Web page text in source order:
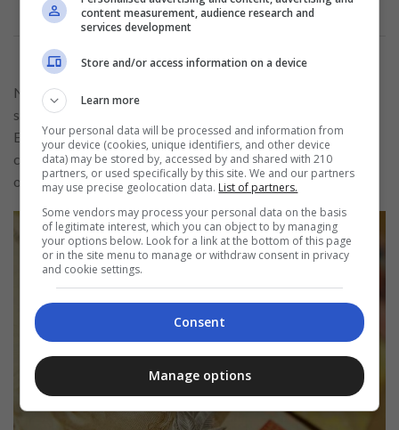
No site do Usecasa, onde você também fará a solicitação do
seu empréstimo, você encontra a ferramenta de simulação.
Ela é gratuita e bem simples de utilizar. Portanto, simule e
confirme se o valor das parcelas realmente cabe no seu
orçamento mensal, combinado?
content measurement, audience research and
services development
Store and/or access information on a device
Learn more
Your personal data will be processed and information from
your device (cookies, unique identifiers, and other device
data) may be stored by, accessed by and shared with 210
partners, or used specifically by this site. We and our partners
may use precise geolocation data. List of partners.
Some vendors may process your personal data on the basis
of legitimate interest, which you can object to by managing
your options below. Look for a link at the bottom of this page
or in the site menu to manage or withdraw consent in privacy
and cookie settings.
Consent
Manage options